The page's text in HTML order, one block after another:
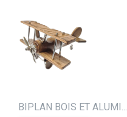
BIPLAN BOIS ET ALUMI...